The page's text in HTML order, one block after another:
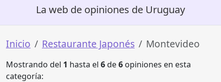
La web de opiniones de Uruguay
Inicio Restaurante Japonés Montevideo
Mostrando del 1 hasta el 6de6 opiniones en esta
categoría: